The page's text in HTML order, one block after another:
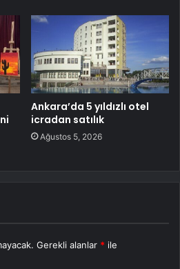
Ankara’da 5 yıldızlı otel
icradan satılık
Ağustos 5, 2026
Gerekli alanlar * ile